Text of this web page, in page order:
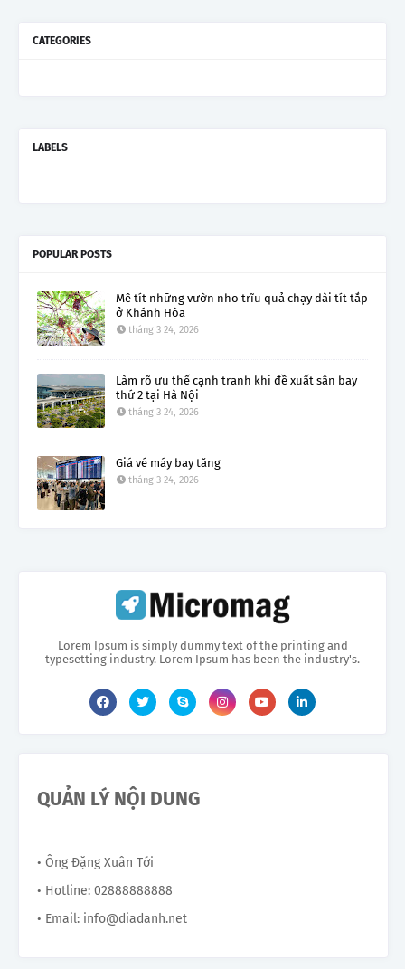
CATEGORIES
LABELS
POPULAR POSTS
Mê tít những vườn nho trĩu quả chạy dài tít tắp
ở Khánh Hòa
tháng 3 24, 2026
Làm rõ ưu thế cạnh tranh khi đề xuất sân bay
thứ 2 tại Hà Nội
tháng 3 24, 2026
Giá vé máy bay tăng
tháng 3 24, 2026
Lorem Ipsum is simply dummy text of the printing and
typesetting industry. Lorem Ipsum has been the industry's.
QUẢN LÝ NỘI DUNG
• Ông Đặng Xuân Tới
• Hotline: 02888888888
• Email: info@diadanh.net